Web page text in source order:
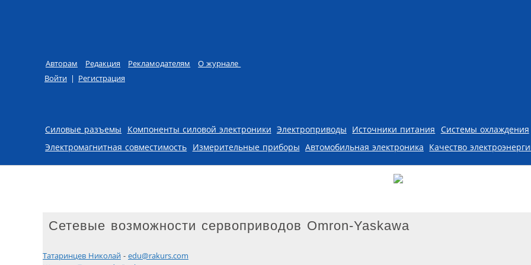
Авторам Редакция Рекламодателям
О журнале
Войти | Регистрация
Skip to content
Силовые разъемы Компоненты силовой электроники Электроприводы Источники питания Системы охлаждения
Электромагнитная совместимость Измерительные приборы Автомобильная электроника Качество
Сетевые возможности сервоприводов Omron-Yaskawa
Татаринцев Николай - edu@rakurs.com